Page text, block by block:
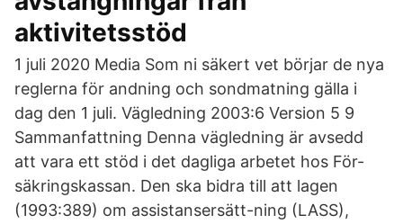
aktivitetsstöd
1 juli 2020 Media Som ni säkert vet börjar de nya
reglerna för andning och sondmatning gälla i
dag den 1 juli. Vägledning 2003:6 Version 5 9
Sammanfattning Denna vägledning är avsedd
att vara ett stöd i det dagliga arbetet hos För-
säkringskassan. Den ska bidra till att lagen
(1993:389) om assistansersätt-ning (LASS),